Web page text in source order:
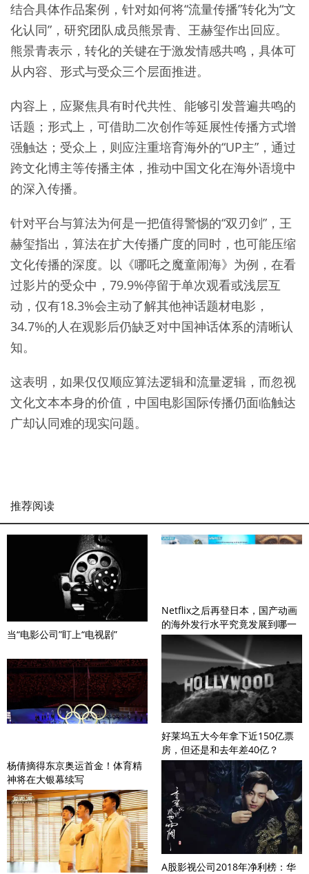
结合具体作品案例，针对如何将“流量传播”转化为“文
化认同”，研究团队成员熊景青、王赫玺作出回应。
熊景青表示，转化的关键在于激发情感共鸣，具体可
从内容、形式与受众三个层面推进。
内容上，应聚焦具有时代共性、能够引发普遍共鸣的
话题；形式上，可借助二次创作等延展性传播方式增
强触达；受众上，则应注重培育海外的“UP主”，通过
跨文化博主等传播主体，推动中国文化在海外语境中
的深入传播。
针对平台与算法为何是一把值得警惕的“双刃剑”，王
赫玺指出，算法在扩大传播广度的同时，也可能压缩
文化传播的深度。以《哪吒之魔童闹海》为例，在看
过影片的受众中，79.9%停留于单次观看或浅层互
动，仅有18.3%会主动了解其他神话题材电影，
34.7%的人在观影后仍缺乏对中国神话体系的清晰认
知。
这表明，如果仅仅顺应算法逻辑和流量逻辑，而忽视
文化文本本身的价值，中国电影国际传播仍面临触达
广却认同难的现实问题。
推荐阅读
当“电影公司”盯上“电视剧”
杨倩摘得东京奥运首金！体育精
神将在大银幕续写
Netflix之后再登日本，国产动画
的海外发行水平究竟发展到哪一
步？
好莱坞五大今年拿下近150亿票
房，但还是和去年差40亿？
A股影视公司2018年净利榜：华